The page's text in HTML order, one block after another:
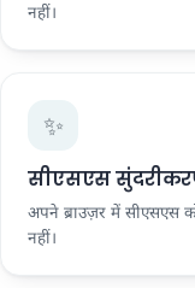
नहीं।
✨
सीएसएस
अपने ब्राउज़र में सीएसएस
नहीं।